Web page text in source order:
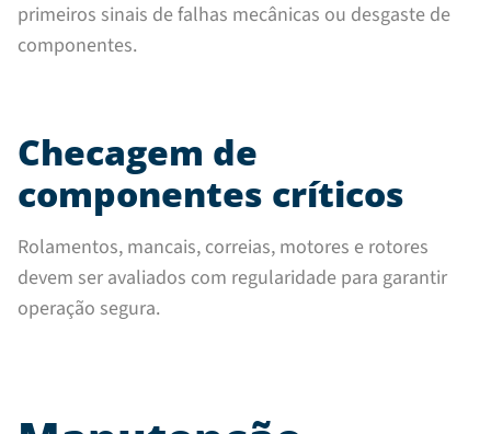
primeiros sinais de falhas mecânicas ou desgaste de
componentes.
Checagem de
componentes críticos
Rolamentos, mancais, correias, motores e rotores
devem ser avaliados com regularidade para garantir
operação segura.